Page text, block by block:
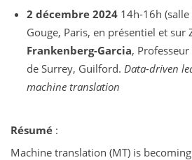
2 décembre 2024 14h-16h
Gouge, Paris, en présentiel et sur
Frankenberg-Garcia,
de Surrey, Guilford. Data-driven
machine translation
Résumé :
Machine translation (MT) is